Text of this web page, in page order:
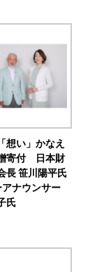
想い」かなえ
寄付 日本財
長 笹川陽平氏
ナウンサー
氏